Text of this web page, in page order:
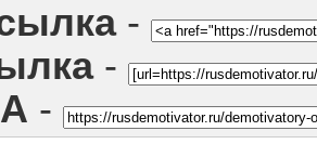
-
-
-